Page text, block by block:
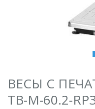
ВЕСЫ С
ТВ-M-60.2-